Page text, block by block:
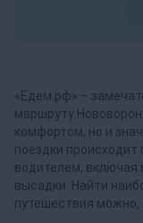
«Едем.рф» –
маршруту
комфортом, но и
поездки происходит
водителем, включая
высадки. Найти
путешествия можно,